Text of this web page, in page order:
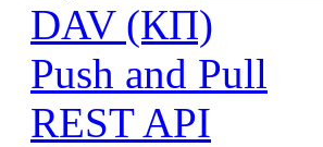
DAV (КП)
Push and Pull
REST API